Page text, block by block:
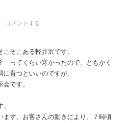
コメントする
そこある軽井沢です。
ってくらい寒かったので、ともかく
育つといいのですが。
です。
ます。お客さんの動きにより、７時頃